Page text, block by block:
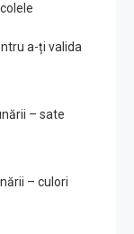
a-ți valida
– sate
– culori